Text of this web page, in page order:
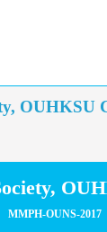
OUHKSU
MMPH-OUNS-2017